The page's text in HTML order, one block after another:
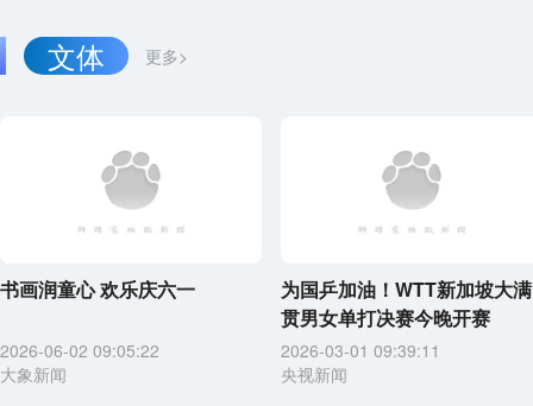
更多>
文体
书画润童心 欢乐庆六一
2026-06-02 09:05:22
大象新闻
为国乒加油！WTT新加坡大满
贯男女单打决赛今晚开赛
2026-03-01 09:39:11
央视新闻